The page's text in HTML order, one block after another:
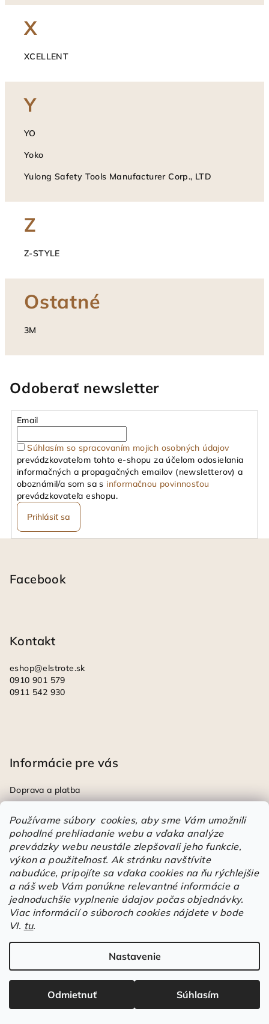
Používame súbory cookies, aby sme Vám umožnili
pohodlné prehliadanie webu a vďaka analýze
prevádzky webu neustále zlepšovali jeho funkcie,
výkon a použiteľnosť. Ak stránku navštívite
nabudúce, pripojíte sa vďaka cookies na ňu rýchlejšie
a náš web Vám ponúkne relevantné informácie a
jednoduchšie vyplnenie údajov počas objednávky.
Viac informácií o súboroch cookies nájdete v bode
VI. tu.
Nastavenie
Odmietnuť Súhlasím
X
XCELLENT
Y
YO
Yoko
Yulong Safety Tools Manufacturer Corp., LTD
Z
Z-STYLE
Ostatné
3M
Odoberať newsletter
Email
Súhlasím so spracovaním mojich osobných údajov
prevádzkovateľom tohto e-shopu za účelom odosielania
informačných a propagačných emailov (newsletterov) a
oboznámil/a som sa s informačnou povinnosťou
prevádzkovateľa eshopu.
Prihlásiť sa
Facebook
Kontakt
eshop@elstrote.sk
0910 901 579
0911 542 930
Informácie pre vás
Doprava a platba
Výmena a vrátenie tovaru
Reklamácie
Veľkostné tabuľky
Obchodné podmienky
Podmienky ochrany osobných údajov
Kontakty
Napíšte nám
Informačná povinnosť
Slovník pojmov
Blog